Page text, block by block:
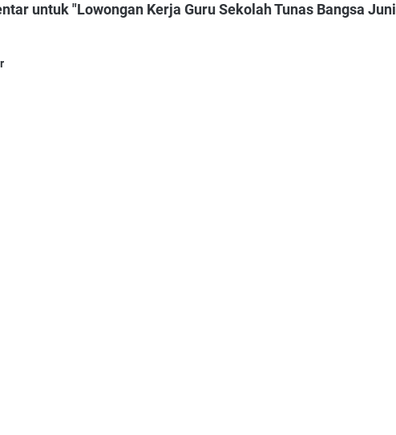
untuk "Lowongan Kerja Guru Sekolah Tunas Bangsa